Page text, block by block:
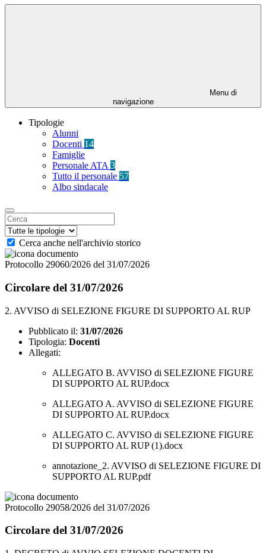
Menu di
navigazione
Tipologie
Alunni
Docenti 14
Famiglie
Personale ATA 3
Tutto il personale 57
Albo sindacale
Cerca anche nell'archivio storico
Protocollo 29060/2026 del 31/07/2026
Circolare del 31/07/2026
2. AVVISO di SELEZIONE FIGURE DI SUPPORTO AL RUP
Pubblicato il: 31/07/2026
Tipologia: Docenti
Allegati:
ALLEGATO B. AVVISO di SELEZIONE FIGURE
DI SUPPORTO AL RUP.docx
ALLEGATO A. AVVISO di SELEZIONE FIGURE
DI SUPPORTO AL RUP.docx
ALLEGATO C. AVVISO di SELEZIONE FIGURE
DI SUPPORTO AL RUP (1).docx
annotazione_2. AVVISO di SELEZIONE FIGURE DI
SUPPORTO AL RUP.pdf
Protocollo 29058/2026 del 31/07/2026
Circolare del 31/07/2026